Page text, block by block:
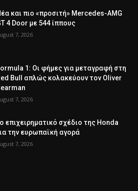
και πιο «προσιτή» Mercedes-AMG
4 Door με 544 ίππους
7, 2026
1: Οι φήμες για μεταγραφή στη
Bull απλώς κολακεύουν τον Oliver
7, 2026
επιχειρηματικό σχέδιο της Honda
την ευρωπαϊκή αγορά
7, 2026